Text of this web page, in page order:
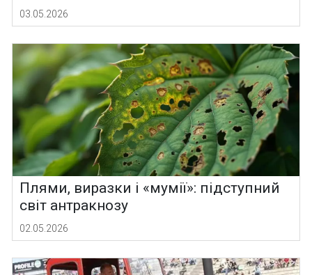
03.05.2026
Плями, виразки і «мумії»: підступний
світ антракнозу
02.05.2026